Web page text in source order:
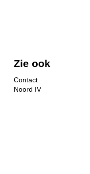
Zie ook
Contact
Noord IV